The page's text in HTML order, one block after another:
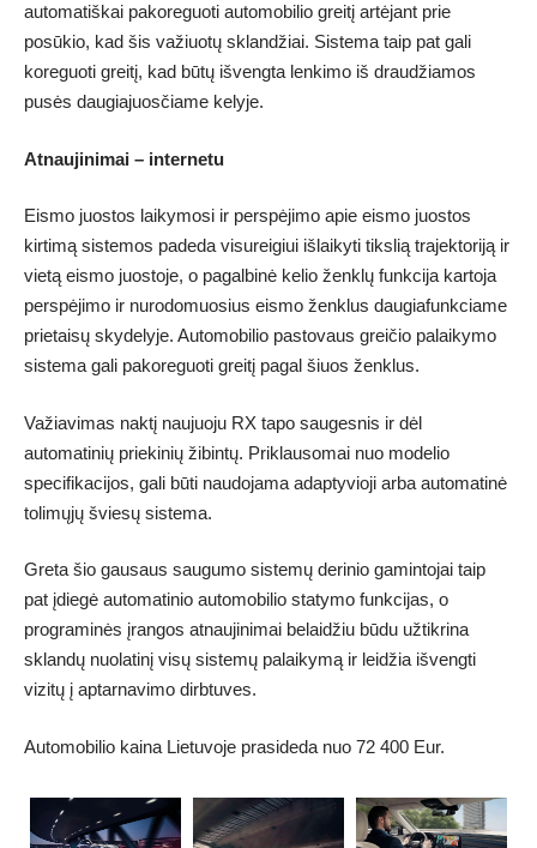
automatiškai pakoreguoti automobilio greitį artėjant prie
posūkio, kad šis važiuotų sklandžiai. Sistema taip pat gali
koreguoti greitį, kad būtų išvengta lenkimo iš draudžiamos
pusės daugiajuosčiame kelyje.
Atnaujinimai – internetu
Eismo juostos laikymosi ir perspėjimo apie eismo juostos
kirtimą sistemos padeda visureigiui išlaikyti tikslią trajektoriją ir
vietą eismo juostoje, o pagalbinė kelio ženklų funkcija kartoja
perspėjimo ir nurodomuosius eismo ženklus daugiafunkciame
prietaisų skydelyje. Automobilio pastovaus greičio palaikymo
sistema gali pakoreguoti greitį pagal šiuos ženklus.
Važiavimas naktį naujuoju RX tapo saugesnis ir dėl
automatinių priekinių žibintų. Priklausomai nuo modelio
specifikacijos, gali būti naudojama adaptyvioji arba automatinė
tolimųjų šviesų sistema.
Greta šio gausaus saugumo sistemų derinio gamintojai taip
pat įdiegė automatinio automobilio statymo funkcijas, o
programinės įrangos atnaujinimai belaidžiu būdu užtikrina
sklandų nuolatinį visų sistemų palaikymą ir leidžia išvengti
vizitų į aptarnavimo dirbtuves.
Automobilio kaina Lietuvoje prasideda nuo 72 400 Eur.